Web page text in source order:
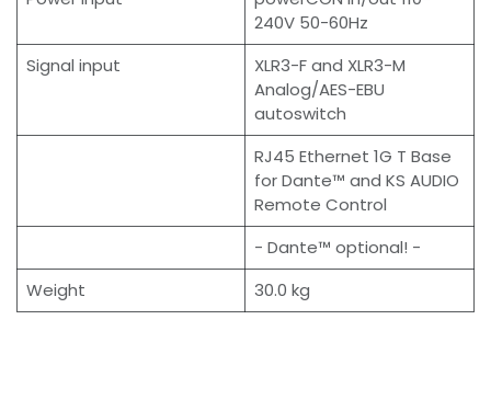
240V 50-60Hz
Signal input
XLR3-F and XLR3-M
Analog/AES-EBU
autoswitch
RJ45 Ethernet 1G T Base
for Dante™ and KS AUDIO
Remote Control
- Dante™ optional! -
Weight
30.0 kg